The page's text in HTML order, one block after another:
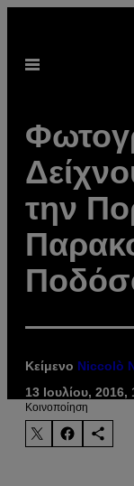
περιεχόμενο
Ανοίξτε
την
Κείμενο Niccolò
13 Ιουλίου, 2016,
Kοινοποίηση